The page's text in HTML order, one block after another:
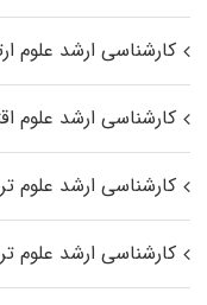
کارشناسی ارشد علوم
کارشناسی ارشد علوم
کارشناسی ارشد علوم
کارشناسی ارشد علوم